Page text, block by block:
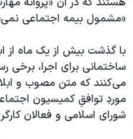
«مشمول بیمه اجتماعی نمی‌‎شوند.»
با گذشت بیش از یک ماه از
ساختمانی برای اجرا، برخی
می‌کنند که متن مصوب و
موردِ توافقِ کمیسیون
شورای اسلامی و فعالان